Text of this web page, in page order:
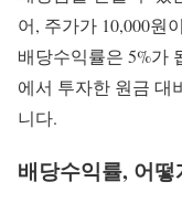
어, 주가가 10,000원
배당수익률은 5%가
에서 투자한 원금 대
니다.
배당수익률, 어